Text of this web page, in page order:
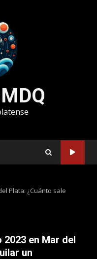
Plata: ¿Cuánto sale
en Mar del
un